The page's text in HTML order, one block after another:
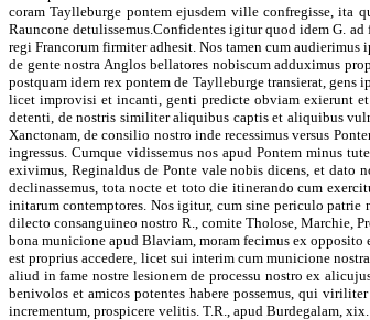
coram Taylleburge pontem ejusdem ville confregisse, ita
Rauncone detulissemus.Confidentes igitur quod idem G.
regi Francorum firmiter adhesit. Nos tamen cum
de gente nostra Anglos bellatores nobiscum adduximus
postquam idem rex pontem de Taylleburge transierat,
licet improvisi et incanti, genti predicte obviam exierunt
detenti, de nostris similiter aliquibus captis et aliquibus
Xanctonam, de consilio nostro inde recessimus versus
ingressus. Cumque vidissemus nos apud Pontem minus
exivimus, Reginaldus de Ponte vale nobis dicens, et dato
declinassemus, tota nocte et toto die itinerando cum
initarum contemptores. Nos igitur, cum sine periculo patrie
dilecto consanguineo nostro R., comite Tholose, Marchie,
bona municione apud Blaviam, moram fecimus ex
est proprius accedere, licet sui interim cum municione
aliud in fame nostre lesionem de processu nostro ex
benivolos et amicos potentes habere possemus, qui
incrementum, prospicere velitis. T.R., apud Burdegalam, xix.